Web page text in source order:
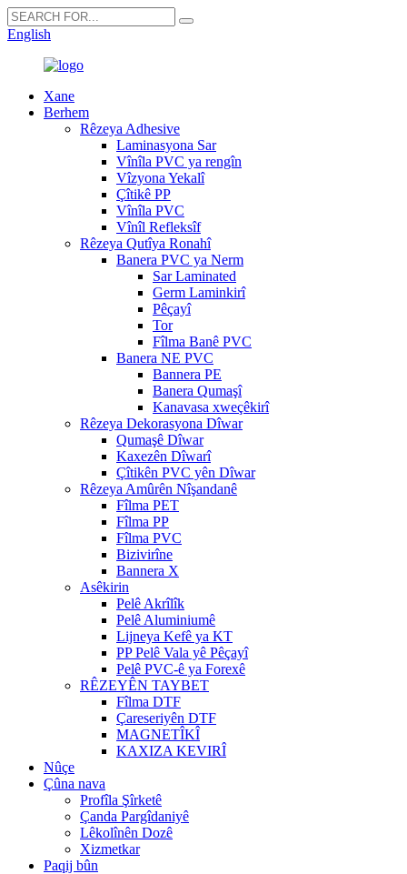
English
Xane
Berhem
Rêzeya Adhesive
Laminasyona Sar
Vînîla PVC ya rengîn
Vîzyona Yekalî
Çîtikê PP
Vînîla PVC
Vînîl Refleksîf
Rêzeya Qutîya Ronahî
Banera PVC ya Nerm
Sar Laminated
Germ Laminkirî
Pêçayî
Tor
Fîlma Banê PVC
Banera NE PVC
Bannera PE
Banera Qumaşî
Kanavasa xweçêkirî
Rêzeya Dekorasyona Dîwar
Qumaşê Dîwar
Kaxezên Dîwarî
Çîtikên PVC yên Dîwar
Rêzeya Amûrên Nîşandanê
Fîlma PET
Fîlma PP
Fîlma PVC
Bizivirîne
Bannera X
Asêkirin
Pelê Akrîlîk
Pelê Aluminiumê
Lijneya Kefê ya KT
PP Pelê Vala yê Pêçayî
Pelê PVC-ê ya Forexê
RÊZEYÊN TAYBET
Fîlma DTF
Çareseriyên DTF
MAGNETÎKÎ
KAXIZA KEVIRÎ
Nûçe
Çûna nava
Profîla Şîrketê
Çanda Pargîdaniyê
Lêkolînên Dozê
Xizmetkar
Paqij bûn